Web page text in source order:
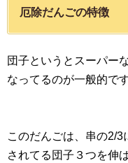
厄除だんごの特徴
団子というとスーパー
なってるのが一般的で
このだんごは、串の2/
されてる団子３つを伸